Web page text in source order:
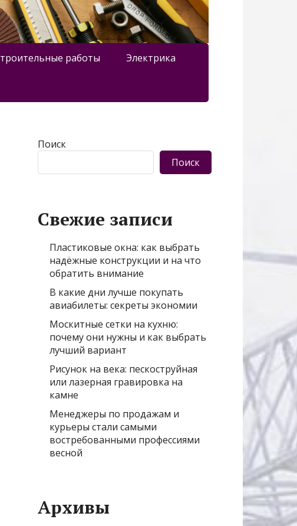
работы Электрика
Поиск
Поиск
Свежие записи
Пластиковые окна: как выбрать
надёжные конструкции и на что
обратить внимание
В какие дни лучше покупать
авиабилеты: секреты экономии
Москитные сетки на кухню:
почему они нужны и как выбрать
лучший вариант
Рисунок на века: пескоструйная
или лазерная гравировка на
камне
Менеджеры по продажам и
курьеры стали самыми
востребованными профессиями
весной
Архивы